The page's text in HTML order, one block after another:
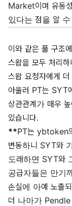
Market이며 유동
있다는 점을 알
이와 같은 풀 구조
스왑을 모두 처리
스왑 요청자에게
아울러 PT는 SYT
상관관계가 매우
있습니다.
**PT는 ybtoken
변동하니 SYT와
도래하면 SYT와
공급자들은 만기
손실에 아예 노출
더 나아가